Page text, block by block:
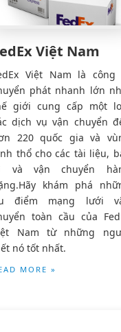
Việt Nam
Việt Nam là công
phát nhanh lớn
giới cung cấp một
dịch vụ vận chuyển
220 quốc gia và
thổ cho các tài liệu,
và vận chuyển
khám phá
điểm mạng lưới
toàn cầu của
Nam từ những
nó tốt nhất.
MORE »